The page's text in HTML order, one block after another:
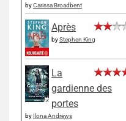
byCarissa Broadbent
Après
byStephen King
La
gardienne des
portes
by Ilona Andrews